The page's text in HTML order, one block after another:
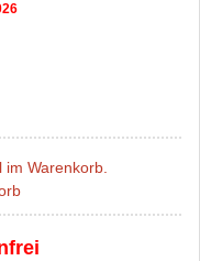
Warenkorb.